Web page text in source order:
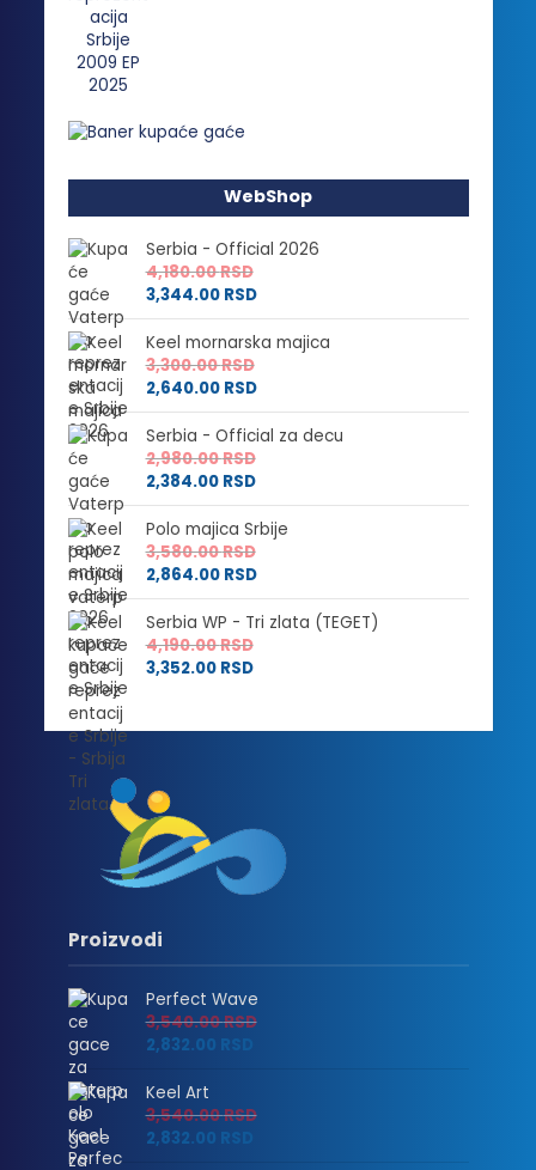
WebShop
Serbia - Official 2026
4,180.00RSD
3,344.00 RSD
Keel mornarska majica
3,300.00RSD
2,640.00 RSD
Serbia - Official za decu
2,980.00RSD
2,384.00 RSD
Polo majica Srbije
3,580.00RSD
2,864.00 RSD
Serbia WP - Tri zlata (TEGET)
4,190.00RSD
3,352.00 RSD
Proizvodi
Perfect Wave
3,540.00RSD
2,832.00 RSD
Keel Art
3,540.00RSD
2,832.00 RSD